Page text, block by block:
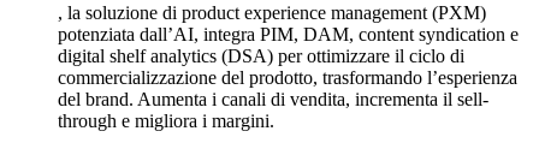
, la soluzione di product experience management (PXM)
potenziata dall’AI, integra PIM, DAM, content syndication e
digital shelf analytics (DSA) per ottimizzare il ciclo di
commercializzazione del prodotto, trasformando l’esperienza
del brand. Aumenta i canali di vendita, incrementa il sell-
through e migliora i margini.